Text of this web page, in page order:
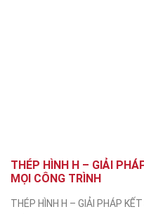
THÉP HÌNH H – GIẢI
MỌI CÔNG TRÌNH
THÉP HÌNH H – GIẢI PHÁP